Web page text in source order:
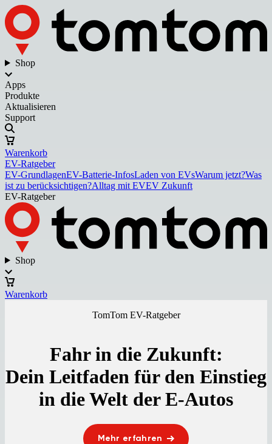
Shop
Apps
Produkte
Aktualisieren
Support
Warenkorb
EV-Ratgeber
EV-GrundlagenEV-Batterie-InfosLaden von EVsWarum jetzt?Was
ist zu berücksichtigen?Alltag mit EVEV Zukunft
EV-Ratgeber
Shop
Warenkorb
TomTom EV-Ratgeber
Fahr in die Zukunft:
Dein Leitfaden für den Einstieg
in die Welt der E-Autos
Mehr erfahren